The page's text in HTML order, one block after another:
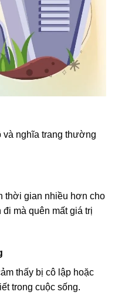
và nghĩa trang thường
thời gian nhiều hơn cho
mà quên mất giá trị
thấy bị cô lập hoặc
trong cuộc sống.